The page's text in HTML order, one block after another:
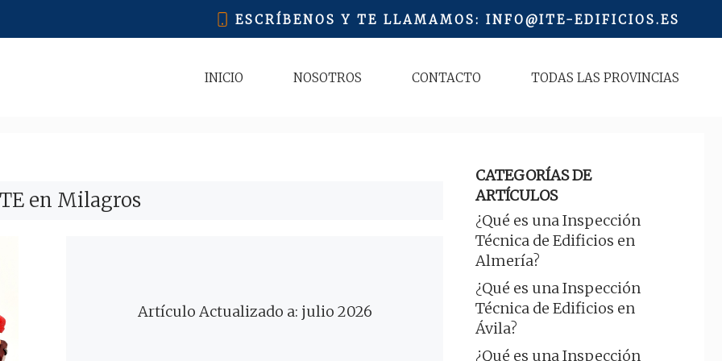
ESCRÍBENOS Y TE LLAMAMOS: INFO@ITE-EDIFICIOS.ES
INICIO NOSOTROS CONTACTO TODAS LAS PROVINCIAS
en Milagros
Artículo Actualizado a: julio 2026
CATEGORÍAS DE
ARTÍCULOS
¿Qué es una Inspección
Técnica de Edificios en
Almería?
¿Qué es una Inspección
Técnica de Edificios en
Ávila?
¿Qué es una Inspección